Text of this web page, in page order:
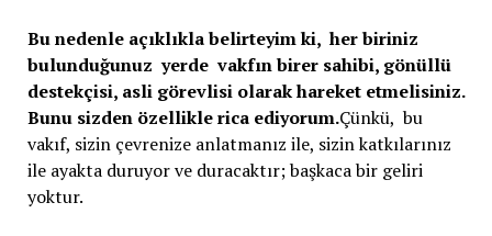
Bu nedenle açıklıkla belirteyim ki, her biriniz
bulunduğunuz yerde vakfın birer sahibi, gönüllü
destekçisi, asli görevlisi olarak hareket etmelisiniz.
Bunu sizden özellikle rica ediyorum.Çünkü, bu
vakıf, sizin çevrenize anlatmanız ile, sizin katkılarınız
ile ayakta duruyor ve duracaktır; başkaca bir geliri
yoktur.